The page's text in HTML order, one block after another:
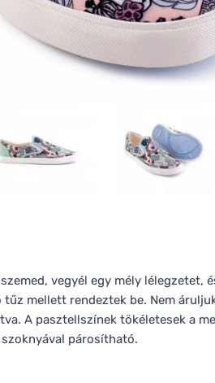
vegyél egy mély lélegzetet,
mellett rendeztek be. Nem
A pasztellszínek tökéletesek a
párosítható.